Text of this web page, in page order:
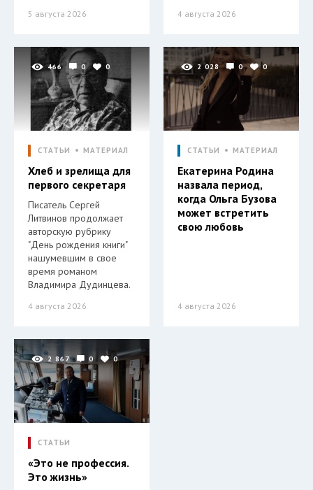
5 августа 2026 4 августа 2026
466 0 0
СТАТЬИ МАТЕРИАЛ
Хлеб и зрелища для
первого секретаря
Писатель Сергей
Литвинов продолжает
авторскую рубрику
"День рождения книги"
нашумевшим в свое
время романом
Владимира Дудинцева.
4 августа 2026
2 028 0 0
СТАТЬИ МАТЕРИАЛ
Екатерина Родина
назвала период,
когда Ольга Бузова
может встретить
свою любовь
4 августа 2026
2 867 0 0
СТАТЬИ
«Это не профессия.
Это жизнь»